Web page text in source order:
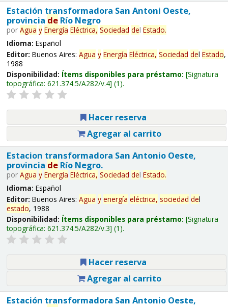
Estación transformadora San Antoni Oeste,
provincia deRío Negro
por Agua y Energía Eléctrica, Sociedad del Estado.
Idioma: Español
Editor: Buenos Aires: Agua y Energía Eléctrica, Sociedad del Estado,
1988
Disponibilidad: Ítems disponibles para préstamo: Signatura
topográfica: 621.374.5/A282/v.4 (1).
Hacer reserva
Agregar al carrito
Estacion transformadora San Antonio Oeste,
provincia deRío Negro.
por Agua y Energía Eléctrica, Sociedad del Estado.
Idioma: Español
Editor: Buenos Aires: Agua y energía eléctrica, sociedad del
estado, 1988
Disponibilidad: Ítems disponibles para préstamo: Signatura
topográfica: 621.374.5/A282/v.3 (1).
Hacer reserva
Agregar al carrito
Estación transformadora San Antonio Oeste,